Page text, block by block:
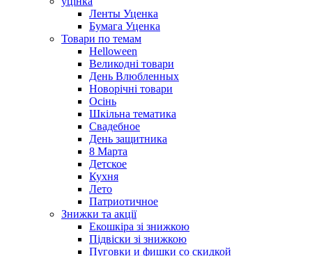
Ленты Уценка
Бумага Уценка
Товари по темам
Helloween
Великодні товари
День Влюбленных
Новорічні товари
Осінь
Шкільна тематика
Свадебное
День защитника
8 Марта
Детское
Кухня
Лето
Патриотичное
Знижки та акції
Екошкіра зі знижкою
Підвіски зі знижкою
Пуговки и фишки со скидкой